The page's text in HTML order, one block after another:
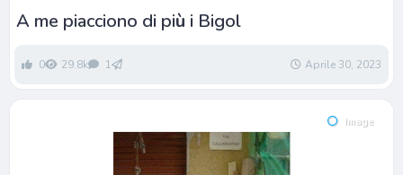
A me piacciono di più i Bigol
0 29.8k 1 Aprile 30, 2023
Image